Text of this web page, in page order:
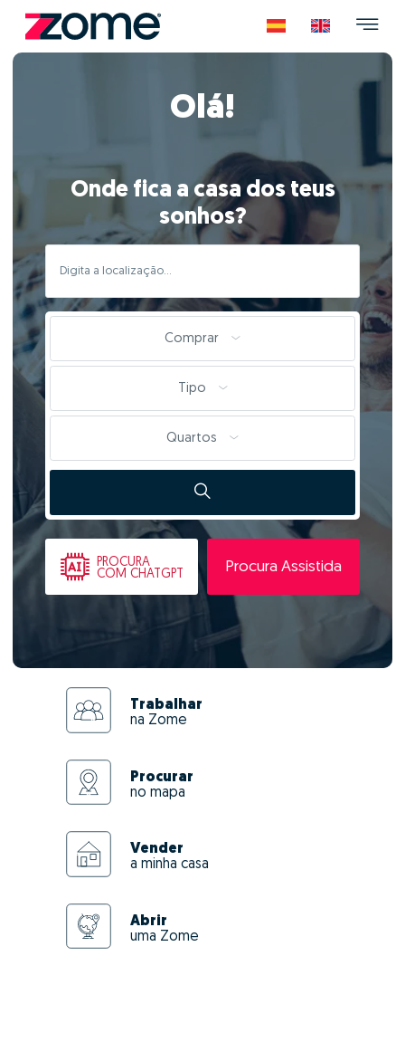
Olá!
Onde fica a casa dos teus
sonhos?
Comprar
Tipo
Quartos
PROCURA
COM CHATGPT
Procura Assistida
Trabalhar
na Zome
Procurar
no mapa
Vender
a minha casa
Abrir
uma Zome